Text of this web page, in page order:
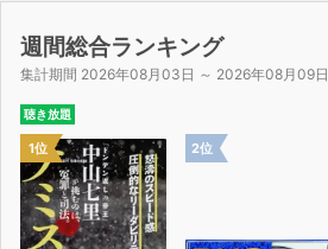
週間総合ランキング
集計期間 2026年08月03日 ～ 2026年08月09日
聴き放題
1位 2位